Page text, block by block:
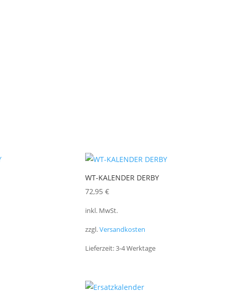
WT-KALENDER DERBY
72,95€
inkl. MwSt.
zzgl.Versandkosten
Lieferzeit:3-4 Werktage